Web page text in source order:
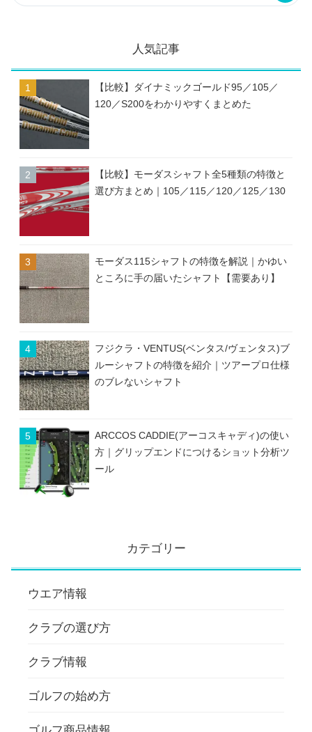
人気記事
【比較】ダイナミックゴールド95／105／
120／S200をわかりやすくまとめた
【比較】モーダスシャフト全5種類の特徴と
選び方まとめ｜105／115／120／125／130
モーダス115シャフトの特徴を解説｜かゆい
ところに手の届いたシャフト【需要あり】
フジクラ・VENTUS(ベンタス/ヴェンタス)ブ
ルーシャフトの特徴を紹介｜ツアープロ仕様
のブレないシャフト
ARCCOS CADDIE(アーコスキャディ)の使い
方｜グリップエンドにつけるショット分析ツ
ール
カテゴリー
ウエア情報
クラブの選び方
クラブ情報
ゴルフの始め方